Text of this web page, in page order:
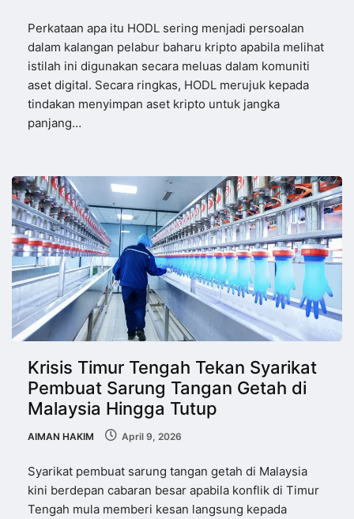
Perkataan apa itu HODL sering menjadi persoalan
dalam kalangan pelabur baharu kripto apabila melihat
istilah ini digunakan secara meluas dalam komuniti
aset digital. Secara ringkas, HODL merujuk kepada
tindakan menyimpan aset kripto untuk jangka
panjang…
Krisis Timur Tengah Tekan Syarikat
Pembuat Sarung Tangan Getah di
Malaysia Hingga Tutup
AIMAN HAKIM April 9, 2026
Syarikat pembuat sarung tangan getah di Malaysia
kini berdepan cabaran besar apabila konflik di Timur
Tengah mula memberi kesan langsung kepada